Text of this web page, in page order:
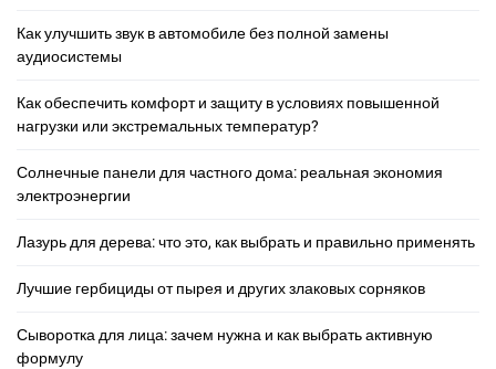
Как улучшить звук в автомобиле без полной замены
аудиосистемы
Как обеспечить комфорт и защиту в условиях повышенной
нагрузки или экстремальных температур?
Солнечные панели для частного дома: реальная экономия
электроэнергии
Лазурь для дерева: что это, как выбрать и правильно применять
Лучшие гербициды от пырея и других злаковых сорняков
Сыворотка для лица: зачем нужна и как выбрать активную
формулу